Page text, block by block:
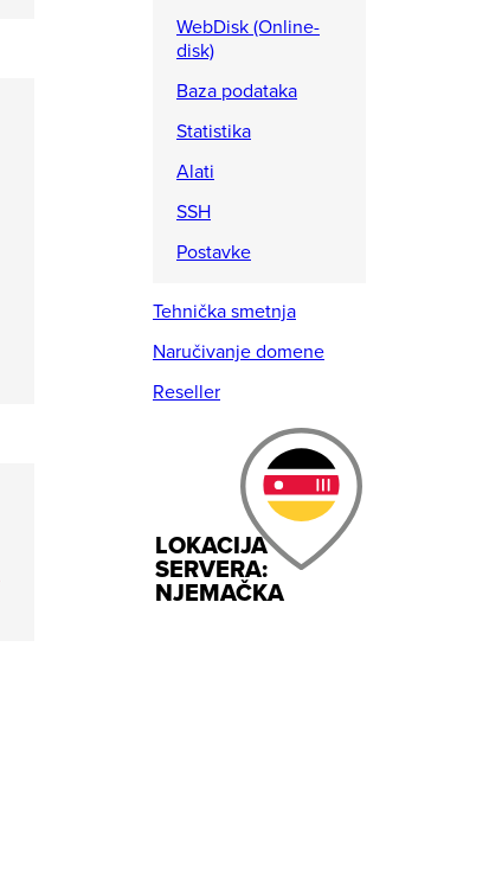
WebDisk (Online-
disk)
Baza podataka
Statistika
Alati
SSH
Postavke
Tehnička smetnja
Naručivanje domene
Reseller
LOKACIJA
SERVERA:
NJEMAČKA